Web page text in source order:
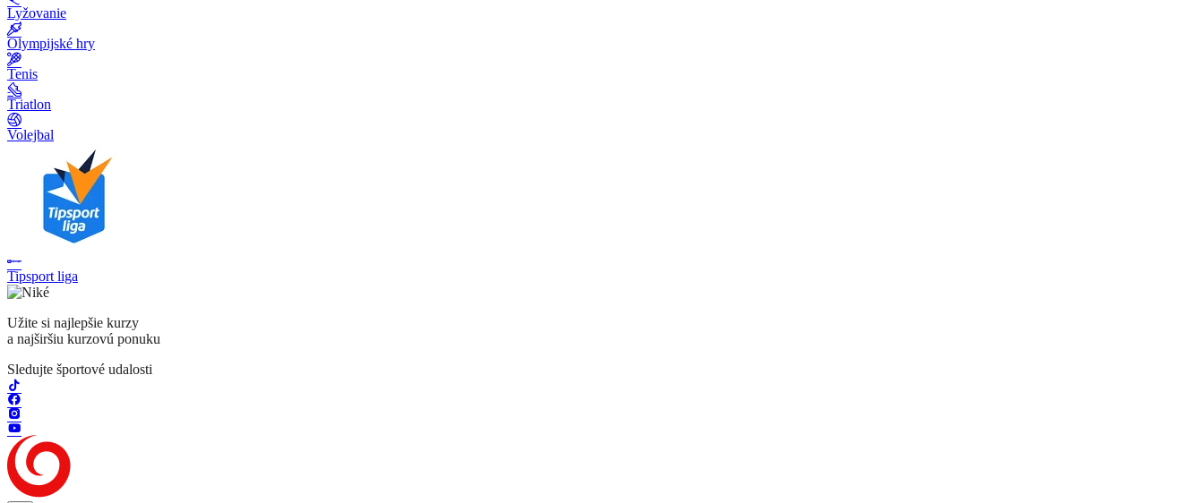
Lyžovanie
Olympijské hry
Tenis
Triatlon
Volejbal
Tipsport liga
Užite si najlepšie kurzy
a najširšiu kurzovú ponuku
Sledujte športové udalosti